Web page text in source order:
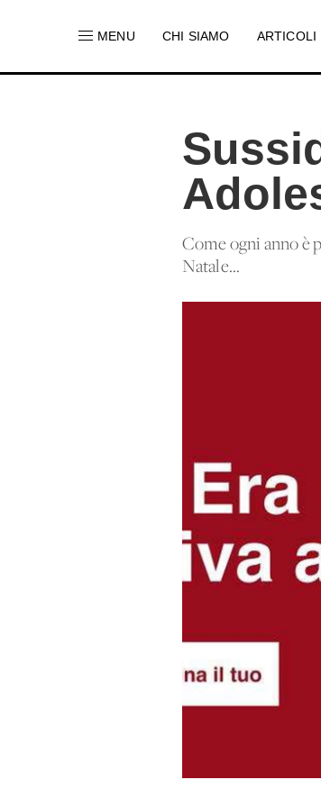
MENU CHI SIAMO ARTICOLI
Come ogni anno è
Natale...